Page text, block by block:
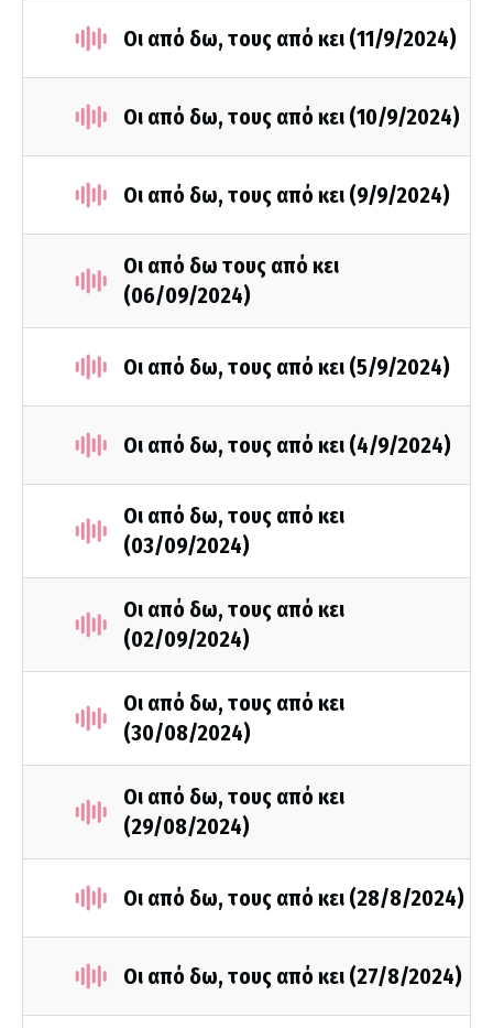
Οι από δω, τους από κει (11/9/2024)
Οι από δω, τους από κει (10/9/2024)
Οι από δω, τους από κει (9/9/2024)
Οι από δω τους από κει
(06/09/2024)
Οι από δω, τους από κει (5/9/2024)
Οι από δω, τους από κει (4/9/2024)
Οι από δω, τους από κει
(03/09/2024)
Οι από δω, τους από κει
(02/09/2024)
Οι από δω, τους από κει
(30/08/2024)
Οι από δω, τους από κει
(29/08/2024)
Οι από δω, τους από κει (28/8/2024)
Οι από δω, τους από κει (27/8/2024)